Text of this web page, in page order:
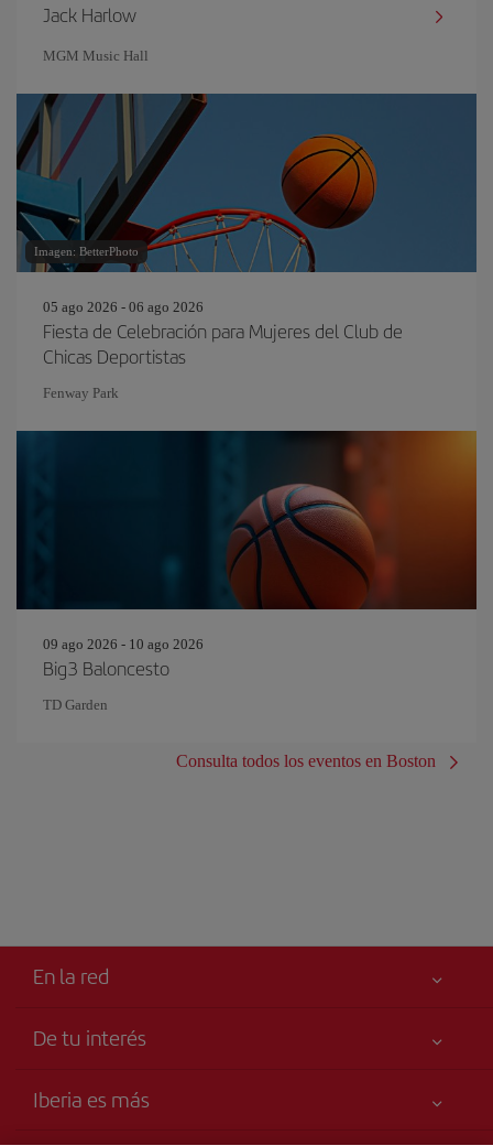
Jack Harlow
MGM Music Hall
Imagen: BetterPhoto
05 ago 2026 - 06 ago 2026
Fiesta de Celebración para Mujeres del Club de
Chicas Deportistas
Fenway Park
09 ago 2026 - 10 ago 2026
Big3 Baloncesto
TD Garden
Consulta todos los eventos en Boston
En la red
De tu interés
Accesibilidad
Iberia es más